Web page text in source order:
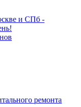
и СПб -
ремонта